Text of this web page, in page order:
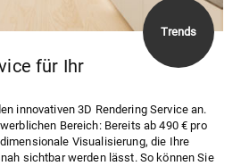
für Ihr
innovativen 3D Rendering Service an.
Bereich: Bereits ab 490 € pro
Visualisierung, die Ihre
sichtbar werden lässt. So können Sie